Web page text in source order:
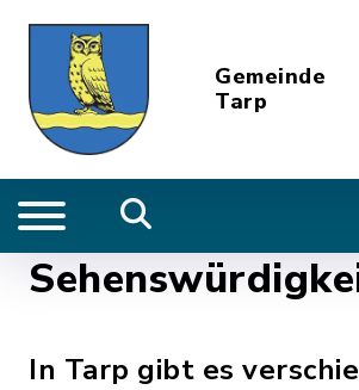
Gemeinde
Tarp
In Tarp gibt es